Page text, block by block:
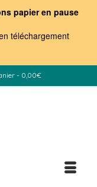
papier en pause
téléchargement
- 0,00€